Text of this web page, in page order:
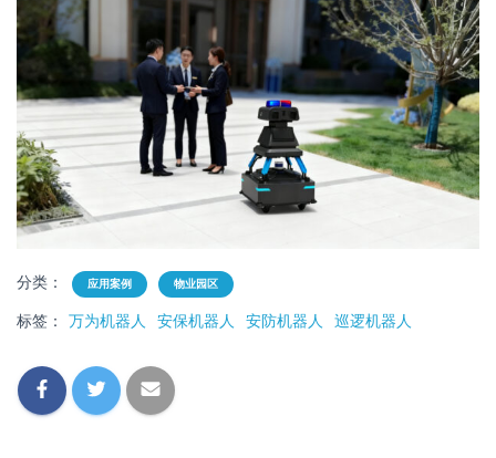
分类： 应用案例 物业园区
标签： 万为机器人 安保机器人 安防机器人 巡逻机器人